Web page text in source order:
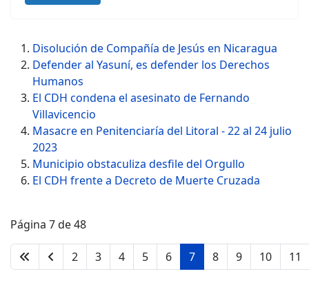
Disolución de Compañía de Jesús en Nicaragua
Defender al Yasuní, es defender los Derechos
Humanos
El CDH condena el asesinato de Fernando
Villavicencio
Masacre en Penitenciaría del Litoral - 22 al 24 julio
2023
Municipio obstaculiza desfile del Orgullo
El CDH frente a Decreto de Muerte Cruzada
Página 7 de 48
2 3 4 5 6 7 8 9 10 11